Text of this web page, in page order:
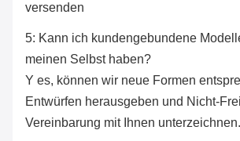
versenden
5: Kann ich kundengebundene
meinen Selbst haben?
Y es, können wir neue Formen
Entwürfen herausgeben und Nicht-
Vereinbarung mit Ihnen unterzeichnen.